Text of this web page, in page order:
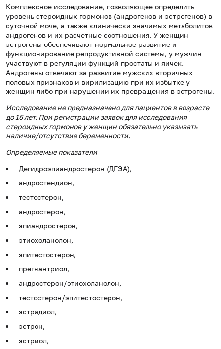
Комплексное исследование, позволяющее определить
уровень стероидных гормонов (андрогенов и эстрогенов) в
суточной моче, а также клинически значимых метаболитов
андрогенов и их расчетные соотношения. У женщин
эстрогены обеспечивают нормальное развитие и
функционирование репродуктивной системы, у мужчин
участвуют в регуляции функций простаты и яичек.
Андрогены отвечают за развитие мужских вторичных
половых признаков и вирилизацию при их избытке у
женщин либо при нарушении их превращения в эстрогены.
Исследование не предназначено для пациентов в возрасте
до 16 лет. При регистрации заявок для исследования
стероидных гормонов у женщин обязательно указывать
наличие/отсутствие беременности.
Определяемые показатели
Дегидроэпиандростерон (ДГЭА),
андростендион,
тестостерон,
андростерон,
эпиандростерон,
этиохоланолон,
эпитестостерон,
прегнантриол,
андростерон/этиохоланолон,
тестостерон/эпитестостерон,
эстрадиол,
эстрон,
эстриол,